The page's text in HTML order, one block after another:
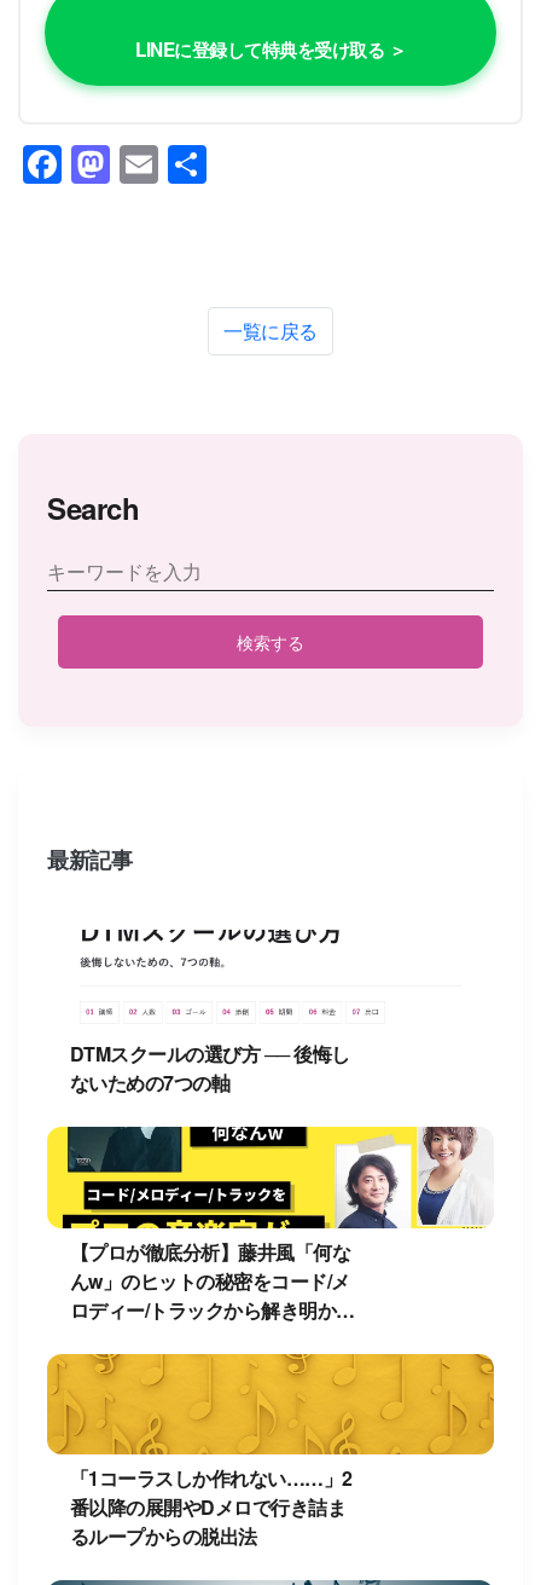
LINEに登録して特典を受け取る ＞
Facebook
Mastodon
Email
一覧に戻る
Search
検索する
最新記事
DTMスクールの選び方 ── 後悔し
ないための7つの軸
【プロが徹底分析】藤井風「何な
んw」のヒットの秘密をコード/メ
ロディー/トラックから解き明か
「1コーラスしか作れない……」2
番以降の展開やDメロで行き詰ま
るループからの脱出法